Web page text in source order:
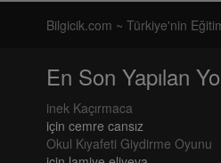
Bilgicik.com ~ Türkiye'nin
En Son Yapılan
inek Kaçırmaca
için cemre cansız
Okul Kıyafeti Giydirme Oyunu